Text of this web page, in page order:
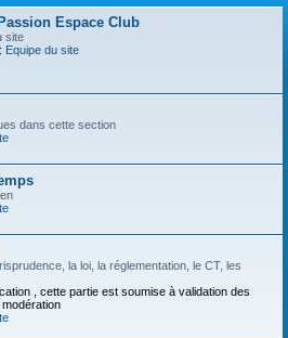
Espace Club
site
Equipe du site
dans cette section
la loi, la réglementation, le CT, les
, cette partie est soumise à validation des